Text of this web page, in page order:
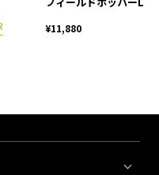
¥11,880